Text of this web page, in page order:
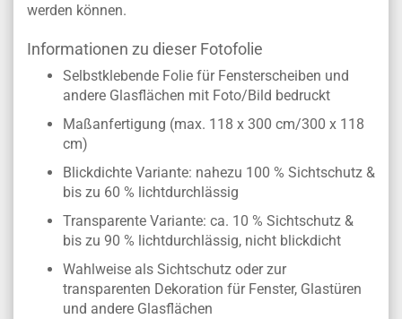
werden können.
Informationen zu dieser Fotofolie
Selbstklebende Folie für Fensterscheiben und
andere Glasflächen mit Foto/Bild bedruckt
Maßanfertigung (max. 118 x 300 cm/300 x 118
cm)
Blickdichte Variante: nahezu 100 % Sichtschutz &
bis zu 60 % lichtdurchlässig
Transparente Variante: ca. 10 % Sichtschutz &
bis zu 90 % lichtdurchlässig, nicht blickdicht
Wahlweise als Sichtschutz oder zur
transparenten Dekoration für Fenster, Glastüren
und andere Glasflächen